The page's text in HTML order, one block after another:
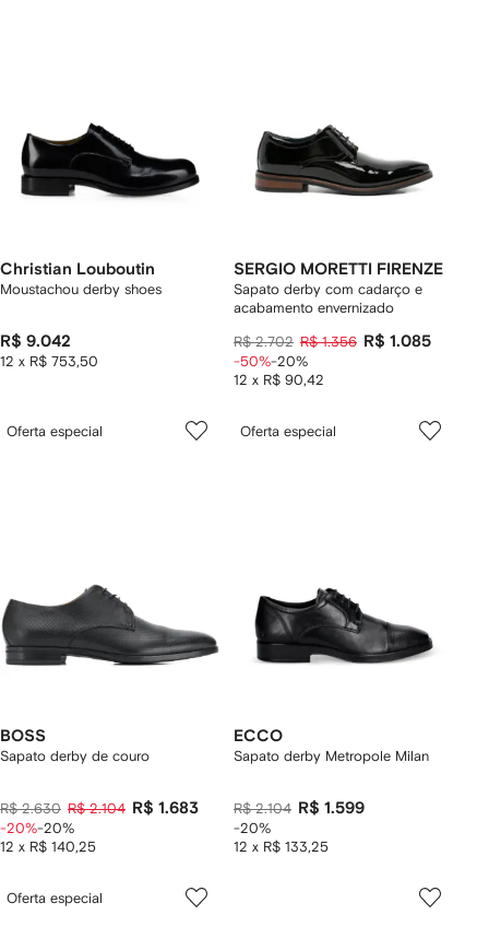
Christian Louboutin
Moustachou derby shoes
R$ 9.042
12 x R$ 753,50
SERGIO MORETTI FIRENZE
Sapato derby com cadarço e
acabamento envernizado
R$ 2.702 R$ 1.356 R$ 1.085
12 x R$ 90,42
-50%-20%
Oferta especial
BOSS
Sapato derby de couro
R$ 2.630 R$ 2.104 R$ 1.683
12 x R$ 140,25
-20%-20%
Oferta especial
ECCO
Sapato derby Metropole Milan
R$ 2.104 R$ 1.599
12 x R$ 133,25
-20%
Oferta especial